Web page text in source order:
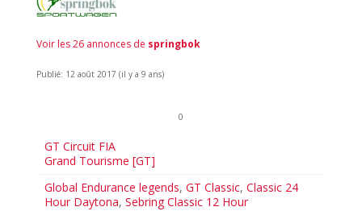
Voir les 26 annonces de springbok
Publié: 12 août 2017 (il y a 9 ans)
0
GT Circuit FIA
Grand Tourisme [GT]
Global Endurance legends,GT Classic,Classic 24
Hour Daytona,Sebring Classic 12 Hour